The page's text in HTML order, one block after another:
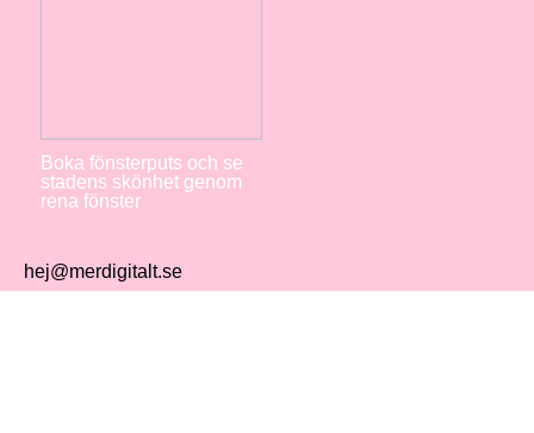
Boka fönsterputs och se
stadens skönhet genom
rena fönster
hej@merdigitalt.se